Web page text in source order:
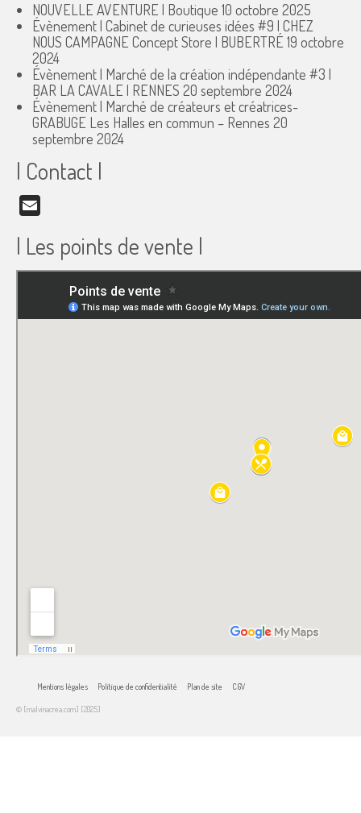
NOUVELLE AVENTURE | Boutique 10 octobre 2025
Évènement | Cabinet de curieuses idées #9 | CHEZ
NOUS CAMPAGNE Concept Store | BUBERTRÉ 19 octobre
2024
Évènement | Marché de la création indépendante #3 |
BAR LA CAVALE | RENNES 20 septembre 2024
Évènement | Marché de créateurs et créatrices-
GRABUGE Les Halles en commun – Rennes 20
septembre 2024
| Contact |
| Les points de vente |
Mentions légales Politique de confidentialité Plan de site CGV
© [malvinacrea.com] [2025]